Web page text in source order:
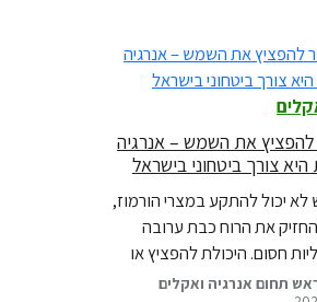
את השמש – אנרגיה
צורך ביטחוני בישראל
יכול להתקע במצרי הורמוז,
את הרוח כבת ערובה
חסום. היכולת להפציץ או
מתחדשת מבוזרת היא קשה
תחום אנרגיה ואקלים